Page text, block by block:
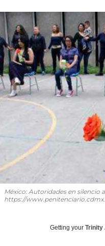
México: Autoridades en silencio
https://
Getting your Trinity